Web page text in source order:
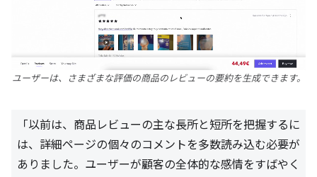
ユーザーは、さまざまな評価の商品のレビューの要約を生成できます。
「以前は、商品レビューの主な長所と短所を把握するに
は、詳細ページの個々のコメントを多数読み込む必要が
ありました。ユーザーが顧客の全体的な感情をすばやく